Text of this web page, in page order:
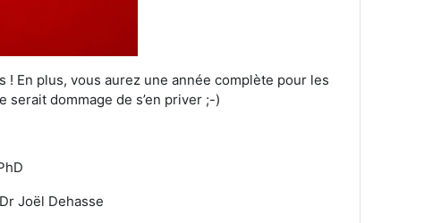
! En plus, vous aurez une année complète pour les
dommage de s’en priver ;-)
Joël Dehasse